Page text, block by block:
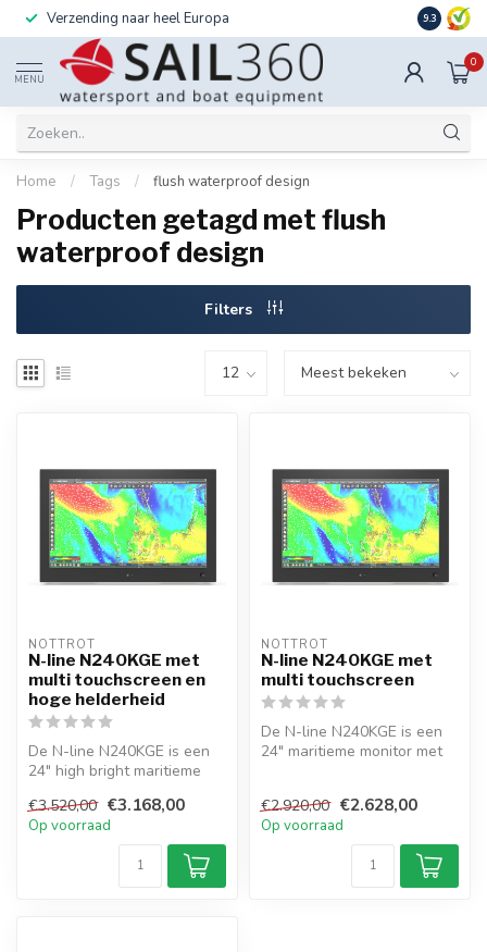
Verzending naar heel Europa Ook
9.3
MENU
0
Home / Tags / flush waterproof design
Producten getagd met flush
waterproof design
Filters
NOTTROT
N-line N240KGE met
multi touchscreen en
hoge helderheid
De N-line N240KGE is een
24" high bright maritieme
front...
€3.520,00 €3.168,00
Op voorraad
NOTTROT
N-line N240KGE met
multi touchscreen
De N-line N240KGE is een
24" maritieme monitor met
€2.920,00 €2.628,00
Op voorraad